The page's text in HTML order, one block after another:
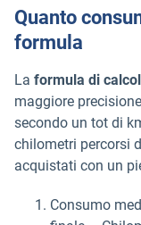
Quanto
formula
La formula di
maggiore
secondo un tot di
chilometri percorsi
acquistati con un
Consumo